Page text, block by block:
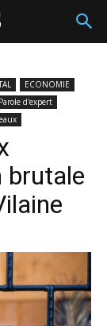
ECONOMIE
Parole d'expert
brutale